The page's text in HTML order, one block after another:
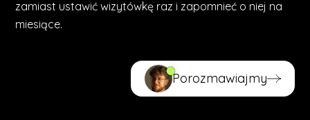
zamiast ustawić wizytówkę raz i zapomnieć o niej na
miesiące.
Porozmawiajmy